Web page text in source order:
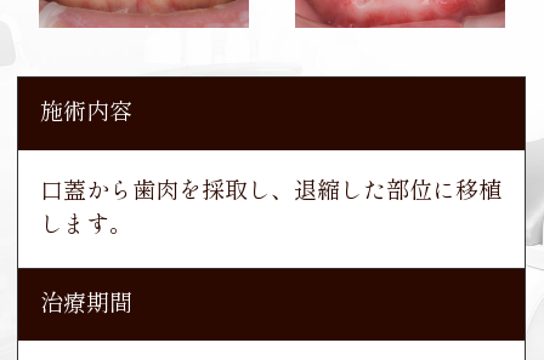
施術内容
口蓋から歯肉を採取し、退縮した部位に移植
します。
治療期間
施術内容
各種マウスピースを使用して歯を並べます。
治療期間
永久歯がそろうまで観察したため6年
施術内容
マウスピースを使用して歯を並べます。
治療期間
3年
施術内容
歯肉切除・移植をおこない、治癒後にセラミ
ッククラウンで治療します。
治療期間
施術内容
抜歯と小規模の骨造成と歯肉移植と同時にイ
ンプラントを埋入し、セラミッククラウンで
治療期間
施術内容
高度治療義歯を2回作り直して、最終の高度
精密義歯を作製します。
治療期間
施術内容
上顎を全てインプラントで、下顎に4本のイ
ンプラントを埋入し、全ての歯をセラミック
治療期間